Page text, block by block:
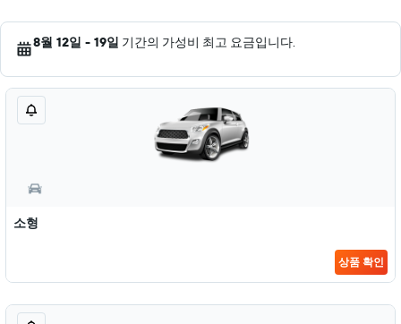
8월 12일 - 19일 기간의 가성비 최고 요금입니다.
소형
상품 확인